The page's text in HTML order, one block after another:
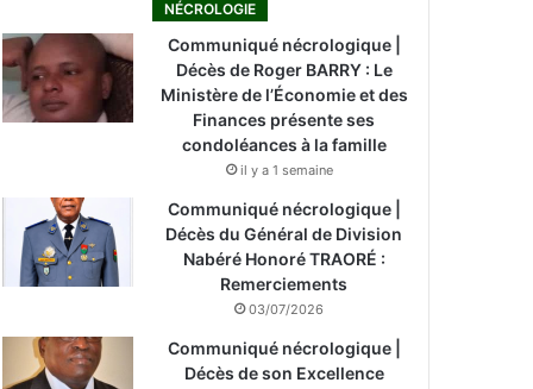
NÉCROLOGIE
Communiqué nécrologique |
Décès de Roger BARRY : Le
Ministère de l’Économie et des
Finances présente ses
condoléances à la famille
il y a 1 semaine
Communiqué nécrologique |
Décès du Général de Division
Nabéré Honoré TRAORÉ :
Remerciements
03/07/2026
Communiqué nécrologique |
Décès de son Excellence